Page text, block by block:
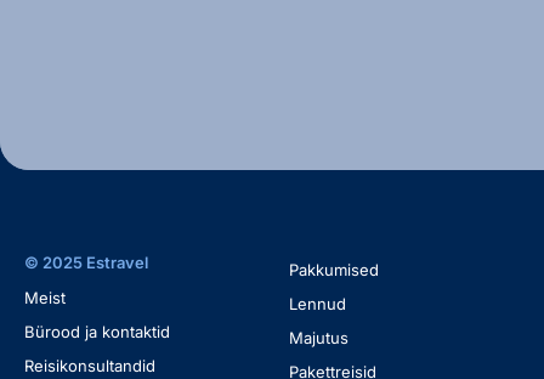
© 2025 Estravel
Meist
Bürood ja kontaktid
Reisikonsultandid
Pakkumised
Lennud
Majutus
Pakettreisid